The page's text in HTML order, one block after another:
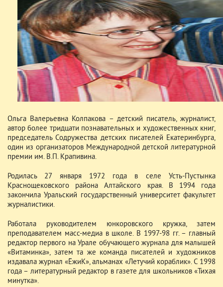
Ольга Валерьевна Колпакова – детский писатель, журналист,
автор более тридцати познавательных и художественных книг,
председатель Содружества детских писателей Екатеринбурга,
один из организаторов Международной детской литературной
премии им. В.П. Крапивина.
Родилась 27 января 1972 года в селе Усть-Пустынка
Краснощековского района Алтайского края. В 1994 года
закончила Уральский государственный университет факультет
журналистики.
Работала руководителем юнкоровского кружка, затем
преподавателем масс-медиа в школе. В 1997-98 гг. – главный
редактор первого на Урале обучающего журнала для малышей
«Витаминка», затем та же команда писателей и художников
издавала журнал «ЁжиК», альманах «Летучий кораблик». С 1998
года – литературный редактор в газете для школьников «Тихая
минутка».